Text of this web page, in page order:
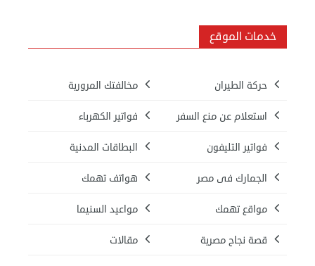
مصريون
ومناسبات
خدمات الموقع
حركة الطيران مخالفتك المرورية
استعلام عن منع السفر فواتير الكهرباء
فواتير التليفون البطاقات المدنية
الجمارك فى مصر هواتف تهمك
مواقع تهمك مواعيد السنيما
قصة نجاح مصرية مقالات